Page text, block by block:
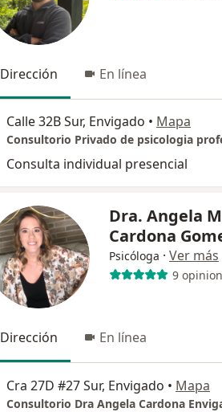
Dirección En línea
Calle 32B Sur, Envigado • Mapa
Consulta individual presencial
Dra. Angela
Cardona
Psicóloga · Ver más
9
Dirección En línea
Cra 27D #27 Sur, Envigado • Mapa
Consultorio Dra Angela Cardona